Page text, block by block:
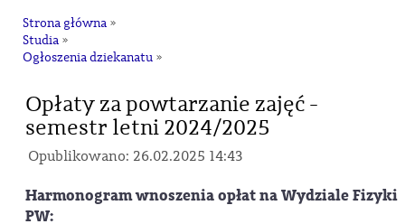
Strona główna »
Studia »
Ogłoszenia dziekanatu »
Opłaty za powtarzanie zajęć -
semestr letni 2024/2025
Opublikowano: 26.02.2025 14:43
Harmonogram wnoszenia opłat na Wydziale Fizyki
PW: